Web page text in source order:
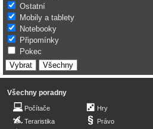
Ostatní
Mobily a tablety
Notebooky
Připomínky
Pokec
Všechny poradny
Počítače
Teraristika
Hry
Právo